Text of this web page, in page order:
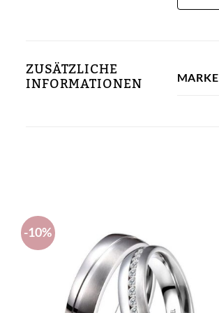
ZUSÄTZLICHE
INFORMATIONEN MARKE
-10%